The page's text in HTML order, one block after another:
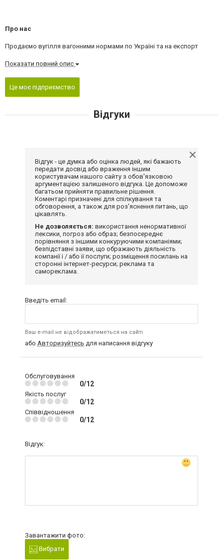
Про нас
Продаємо вугілля вагонними нормами по Україні та на експорт
Показати повний опис
Це моє підприємство
Відгуки
Відгук - це думка або оцінка людей, які бажають
передати досвід або враження іншим
користувачам нашого сайту з обов'язковою
аргументацією залишеного відгука. Це допоможе
багатьом прийняти правильне рішення.
Коментарі призначені для спілкування та
обговорення, а також для роз'яснення питань, що
цікавлять.
Не дозволяється: використання ненормативної
лексики, погроз або образ; безпосереднє
порівняння з іншими конкуруючими компаніями;
безпідставні заяви, що ображають діяльність
компанії і / або її послуги; розміщення посилань на
сторонні інтернет-ресурси; реклама та
самореклама.
Введіть email:
Ваш e-mail не відображатиметься на сайті
або Авторизуйтесь для написання відгуку
Обслуговування
0/12
Якість послуг
0/12
Співвідношення
0/12
Відгук:
Завантажити фото:
Вибрати